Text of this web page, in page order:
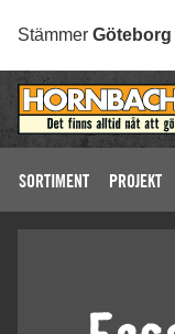
Stämmer Göteborg
SORTIMENT PROJEKT